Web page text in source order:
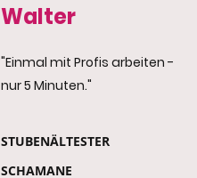
Walter
"Einmal mit Profis arbeiten -
nur 5 Minuten."
STUBENÄLTESTER
SCHAMANE